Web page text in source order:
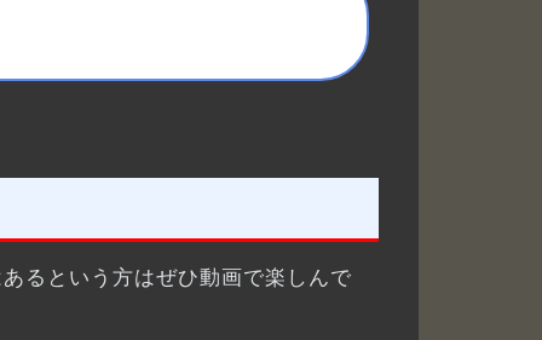
るという方はぜひ動画で楽しんで